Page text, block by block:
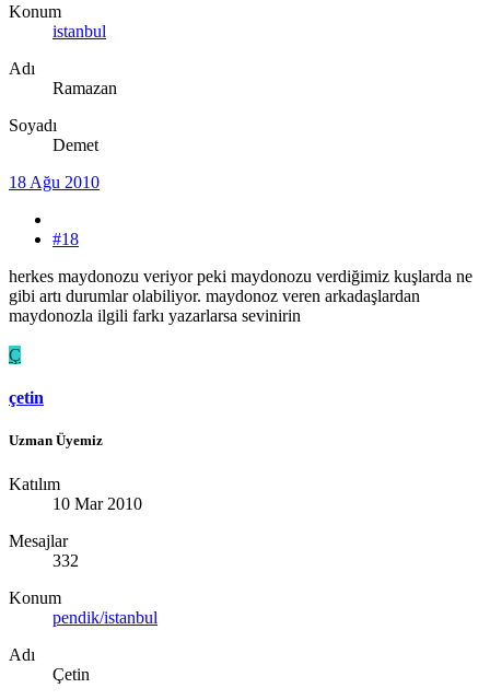
Konum
istanbul
Adı
Ramazan
Soyadı
Demet
18 Ağu 2010
#18
herkes maydonozu veriyor peki maydonozu verdiğimiz kuşlarda ne
gibi artı durumlar olabiliyor. maydonoz veren arkadaşlardan
maydonozla ilgili farkı yazarlarsa sevinirin
Ç
çetin
Uzman Üyemiz
Katılım
10 Mar 2010
Mesajlar
332
Konum
pendik/istanbul
Adı
Çetin